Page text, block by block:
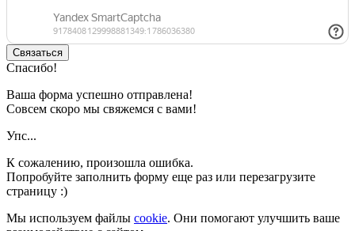
Связаться
Cпасибо!
Ваша форма успешно отправлена!
Совсем скоро мы свяжемся с вами!
Упс...
К сожалению, произошла ошибка.
Попробуйте заполнить форму еще раз или перезагрузите
страницу :)
Мы используем файлы cookie. Они помогают улучшить ваше